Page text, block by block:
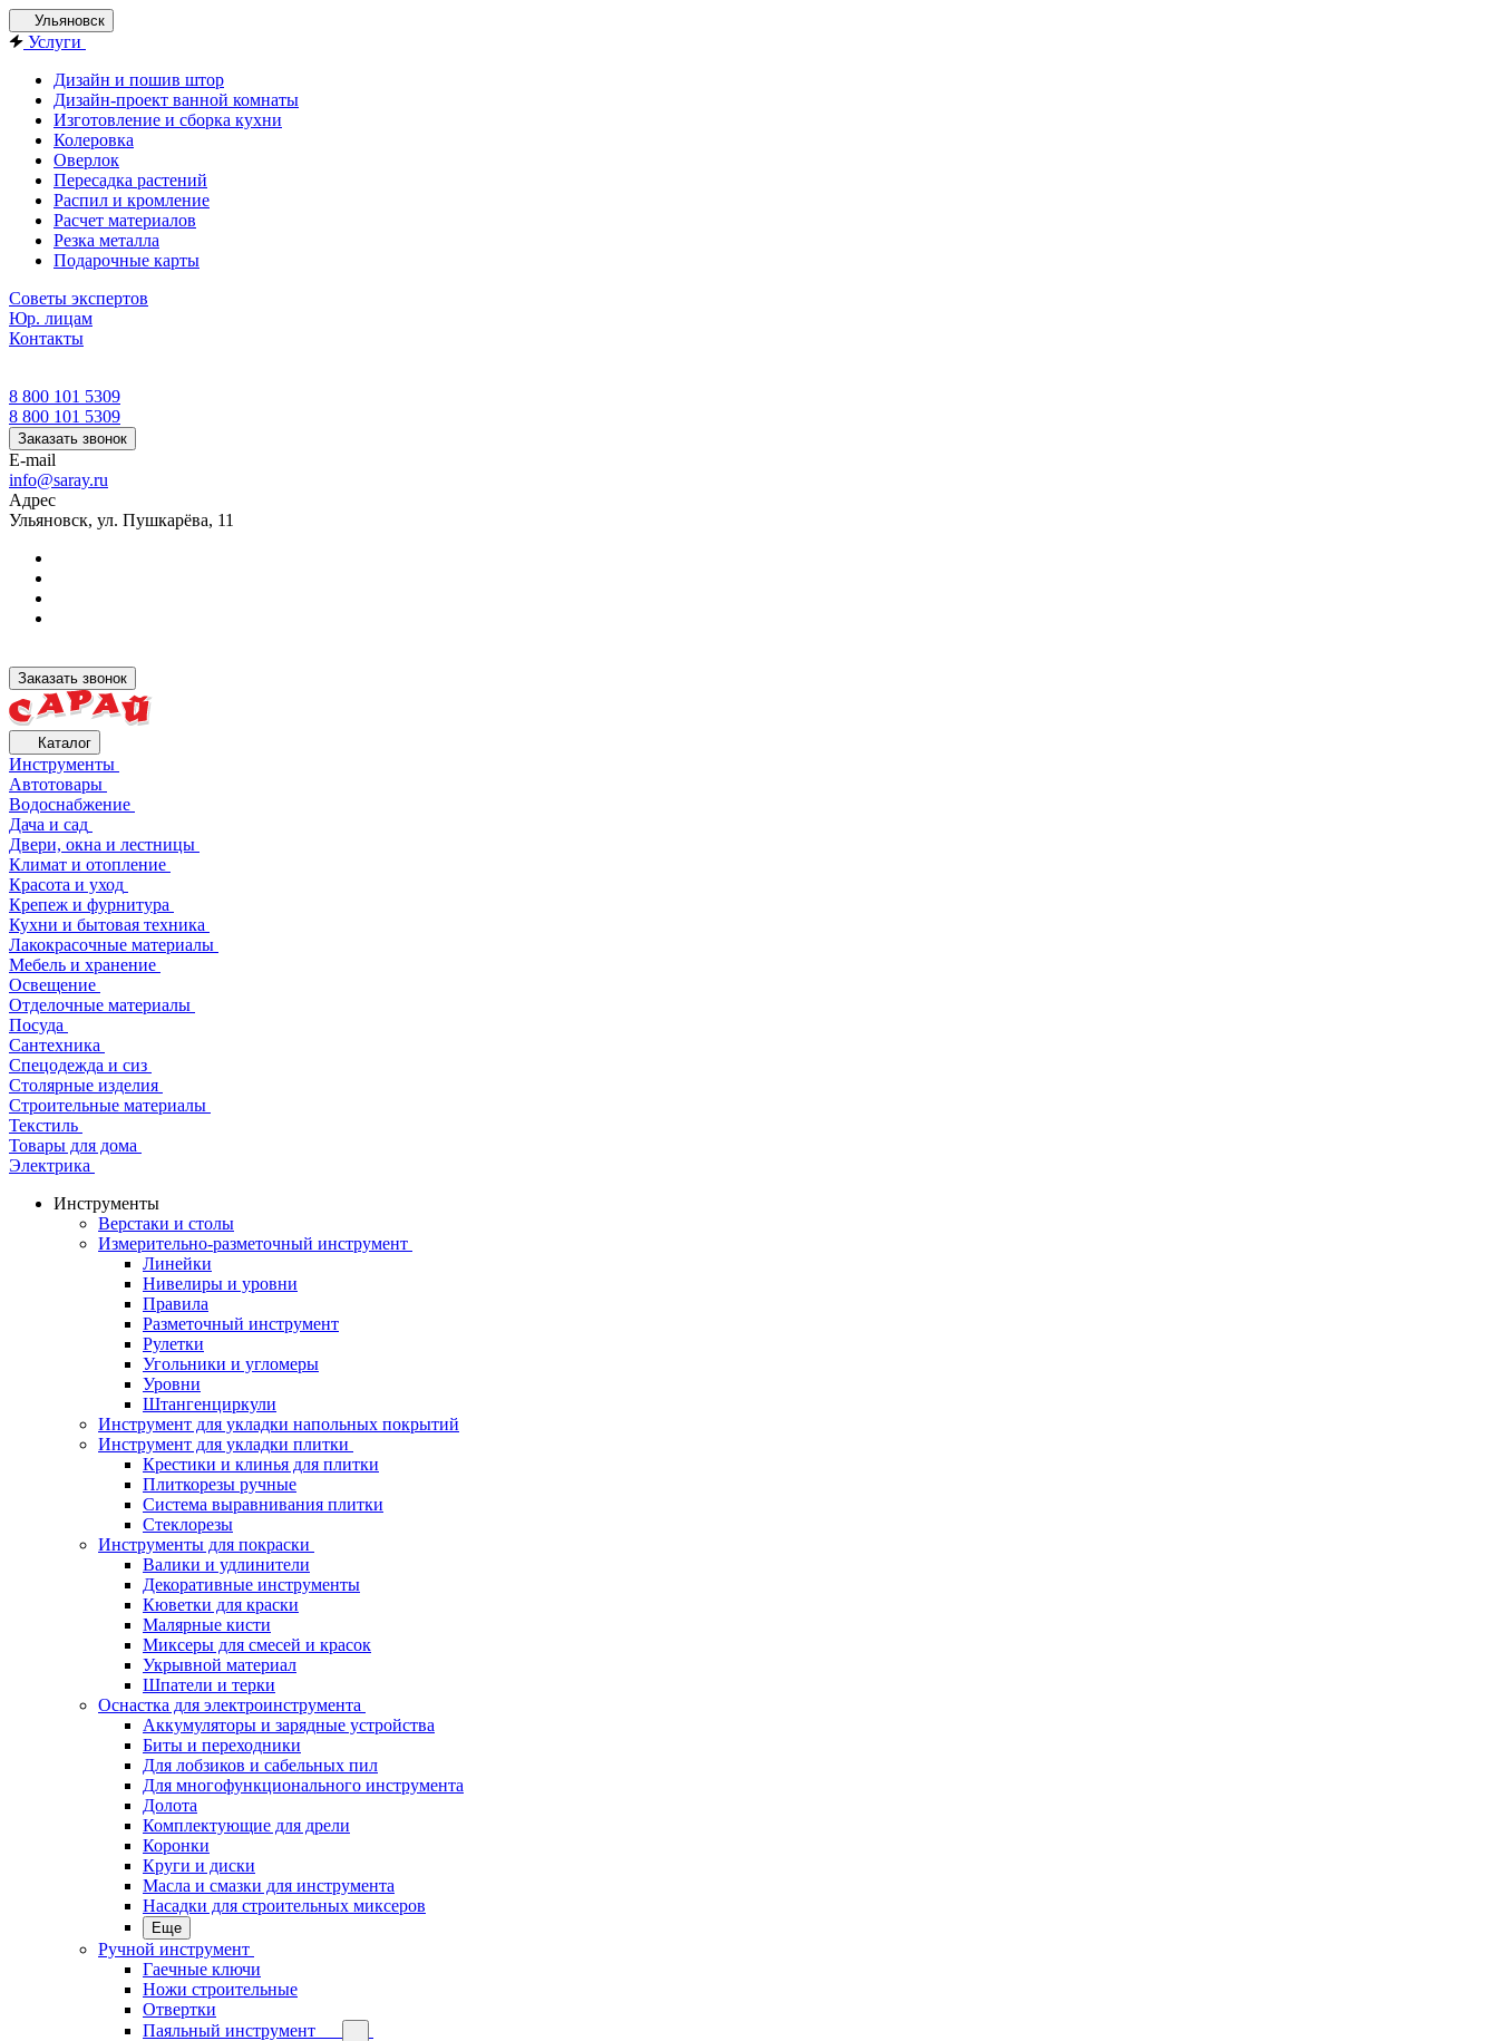
Ульяновск
Услуги
Дизайн и пошив штор
Дизайн-проект ванной комнаты
Изготовление и сборка кухни
Колеровка
Оверлок
Пересадка растений
Распил и кромление
Расчет материалов
Резка металла
Подарочные карты
Советы экспертов
Юр. лицам
Контакты
8 800 101 5309
8 800 101 5309
Заказать звонок
E-mail
info@saray.ru
Адрес
Ульяновск, ул. Пушкарёва, 11
Заказать звонок
Каталог
Инструменты
Автотовары
Водоснабжение
Дача и сад
Двери, окна и лестницы
Климат и отопление
Красота и уход
Крепеж и фурнитура
Кухни и бытовая техника
Лакокрасочные материалы
Мебель и хранение
Освещение
Отделочные материалы
Посуда
Сантехника
Спецодежда и сиз
Столярные изделия
Строительные материалы
Текстиль
Товары для дома
Электрика
Инструменты
Верстаки и столы
Измерительно-разметочный инструмент
Линейки
Нивелиры и уровни
Правила
Разметочный инструмент
Рулетки
Угольники и угломеры
Уровни
Штангенциркули
Инструмент для укладки напольных покрытий
Инструмент для укладки плитки
Крестики и клинья для плитки
Плиткорезы ручные
Система выравнивания плитки
Стеклорезы
Инструменты для покраски
Валики и удлинители
Декоративные инструменты
Кюветки для краски
Малярные кисти
Миксеры для смесей и красок
Укрывной материал
Шпатели и терки
Оснастка для электроинструмента
Аккумуляторы и зарядные устройства
Биты и переходники
Для лобзиков и сабельных пил
Для многофункционального инструмента
Долота
Комплектующие для дрели
Коронки
Круги и диски
Масла и смазки для инструмента
Насадки для строительных миксеров
Еще
Ручной инструмент
Гаечные ключи
Ножи строительные
Отвертки
Паяльный инструмент